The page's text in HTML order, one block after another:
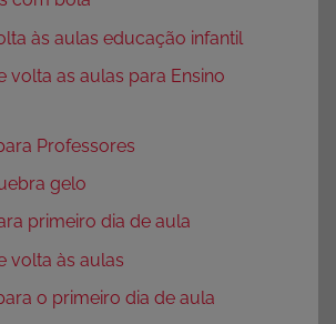
às aulas educação infantil
volta as aulas para Ensino
Professores
gelo
primeiro dia de aula
volta às aulas
o primeiro dia de aula